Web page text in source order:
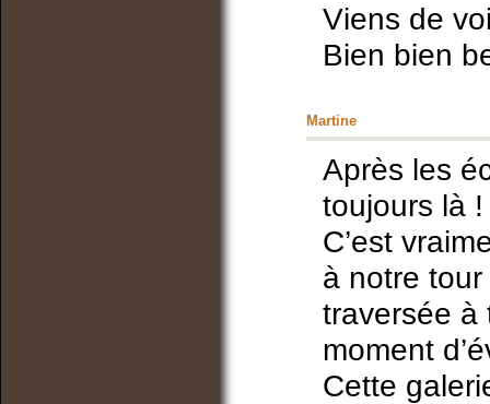
Viens de
Bien bien
Martine
Après les
toujours là
C’est
à notre
traversée à
moment
Cette